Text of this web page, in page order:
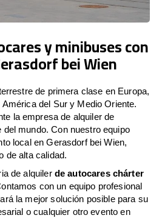
y minibuses con
bei Wien
de primera clase en Europa,
del Sur y Medio Oriente.
la empresa de alquiler de
mundo. Con nuestro equipo
local en Gerasdorf bei Wien,
de alta calidad.
de alquiler de autocares chárter
con un equipo profesional
la mejor solución posible para su
o cualquier otro evento en